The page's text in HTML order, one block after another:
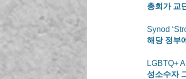
총회가 교
Synod
해당 정부
LGBTQ+
성소수자